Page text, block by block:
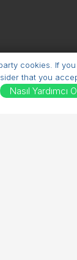
Nasıl Yardımcı
cookies. If you
that you
KİŞİSEL